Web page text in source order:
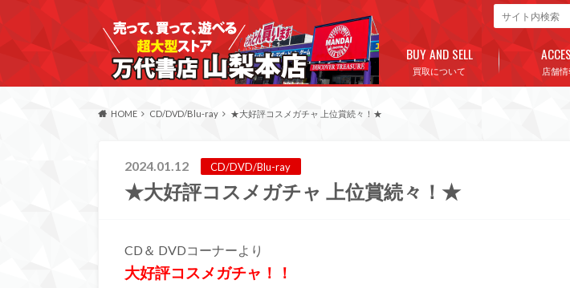
買取について
BUY AND SELL
店舗情
HOME CD/DVD/Blu-ray ★大好評コスメガチャ 上位賞続々！★
2024.01.12 CD/DVD/Blu-ray
★大好評コスメガチャ 上位賞続々！★
CD＆ DVDコーナーより
大好評コスメガチャ！！